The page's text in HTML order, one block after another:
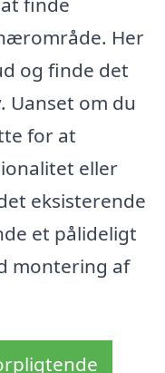
Her
og finde det
Uanset om du
for at
eller
eksisterende
et pålideligt
montering af